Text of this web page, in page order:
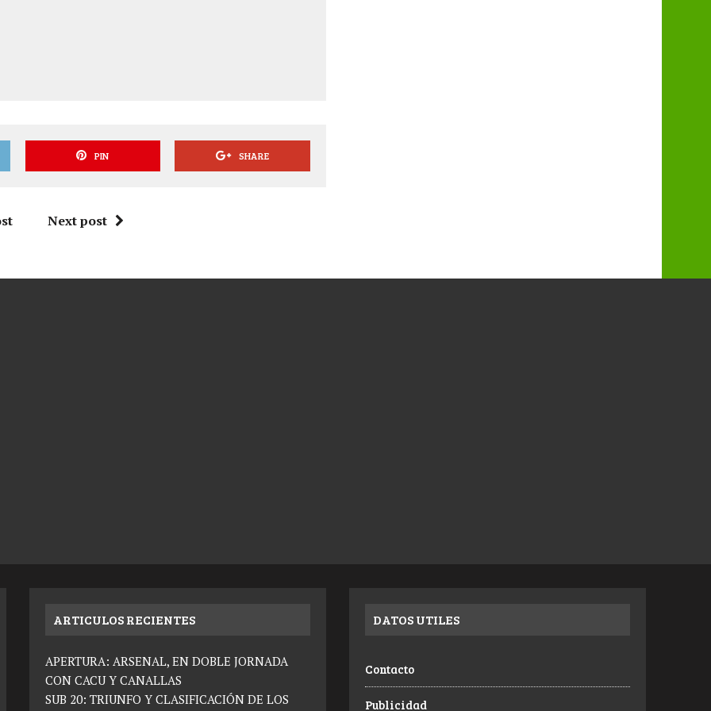
PIN SHARE
Next post
ARTICULOS RECIENTES
APERTURA: ARSENAL, EN DOBLE JORNADA
CON CACU Y CANALLAS
SUB 20: TRIUNFO Y CLASIFICACIÓN DE LOS
DATOS UTILES
Contacto
Publicidad